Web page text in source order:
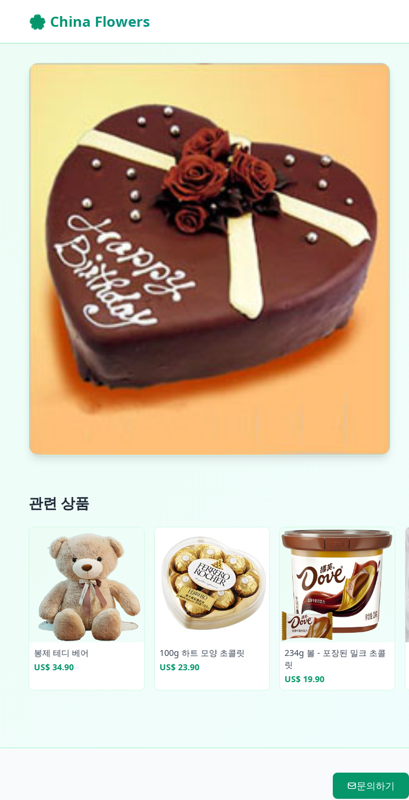
🌸 China Flowers
관련 상품
봉제 테디 베어
US$ 34.90
100g 하트 모양 초콜릿
US$ 23.90
234g 볼 - 포장된 밀크 초콜
릿
US$ 19.90
문의하기